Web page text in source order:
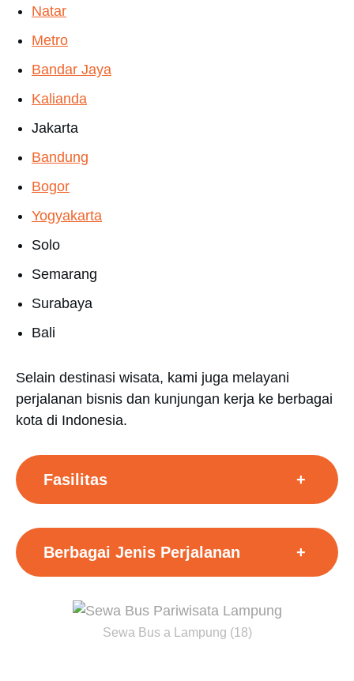
Natar
Metro
Bandar Jaya
Kalianda
Jakarta
Bandung
Bogor
Yogyakarta
Solo
Semarang
Surabaya
Bali
Selain destinasi wisata, kami juga melayani
perjalanan bisnis dan kunjungan kerja ke berbagai
kota di Indonesia.
Fasilitas +
Berbagai Jenis Perjalanan +
Sewa Bus a Lampung (18)